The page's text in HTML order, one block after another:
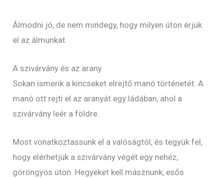
Álmodni jó, de nem mindegy, hogy milyen úton érjük
el az álmunkat.
A szivárvány és az arany
Sokan ismerik a kincseket elrejtő manó történetét. A
manó ott rejti el az aranyát egy ládában, ahol a
szivárvány leér a földre.
Most vonatkoztassunk el a valóságtól, és tegyük fel,
hogy elérhetjük a szivárvány végét egy nehéz,
göröngyös úton. Hegyeket kell másznunk, esős